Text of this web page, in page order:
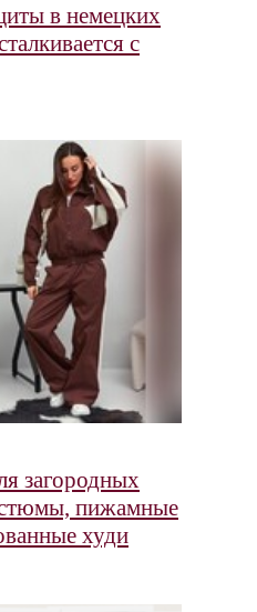
в немецких
с
загородных
пижамные
худи